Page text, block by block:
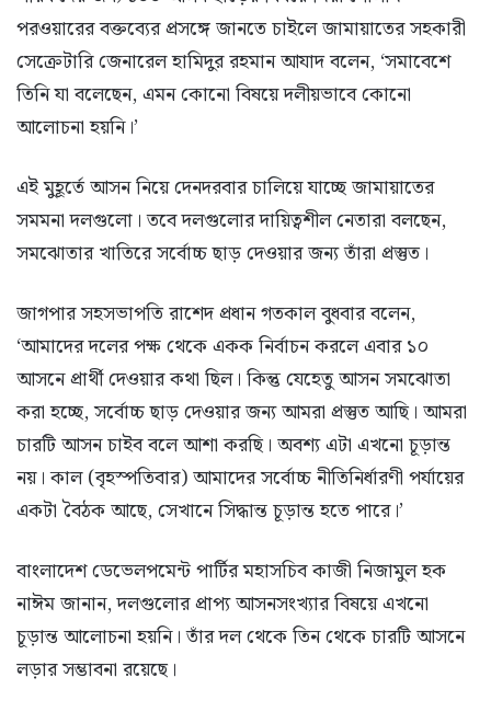
পরওয়ারের বক্তব্যের প্রসঙ্গে জানতে চাইলে জামায়াতের সহকারী
সেক্রেটারি জেনারেল হামিদুর রহমান আযাদ বলেন, ‘সমাবেশে
তিনি যা বলেছেন, এমন কোনো বিষয়ে দলীয়ভাবে কোনো
আলোচনা হয়নি।’
এই মুহূর্তে আসন নিয়ে দেনদরবার চালিয়ে যাচ্ছে জামায়াতের
সমমনা দলগুলো। তবে দলগুলোর দায়িত্বশীল নেতারা বলছেন,
সমঝোতার খাতিরে সর্বোচ্চ ছাড় দেওয়ার জন্য তাঁরা প্রস্তুত।
জাগপার সহসভাপতি রাশেদ প্রধান গতকাল বুধবার বলেন,
‘আমাদের দলের পক্ষ থেকে একক নির্বাচন করলে এবার ১০
আসনে প্রার্থী দেওয়ার কথা ছিল। কিন্তু যেহেতু আসন সমঝোতা
করা হচ্ছে, সর্বোচ্চ ছাড় দেওয়ার জন্য আমরা প্রস্তুত আছি। আমরা
চারটি আসন চাইব বলে আশা করছি। অবশ্য এটা এখনো চূড়ান্ত
নয়। কাল (বৃহস্পতিবার) আমাদের সর্বোচ্চ নীতিনির্ধারণী পর্যায়ের
একটা বৈঠক আছে, সেখানে সিদ্ধান্ত চূড়ান্ত হতে পারে।’
বাংলাদেশ ডেভেলপমেন্ট পার্টির মহাসচিব কাজী নিজামুল হক
নাঈম জানান, দলগুলোর প্রাপ্য আসনসংখ্যার বিষয়ে এখনো
চূড়ান্ত আলোচনা হয়নি। তাঁর দল থেকে তিন থেকে চারটি আসনে
লড়ার সম্ভাবনা রয়েছে।